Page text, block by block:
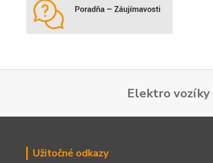
Elektro vozíky
Užitočné odkazy